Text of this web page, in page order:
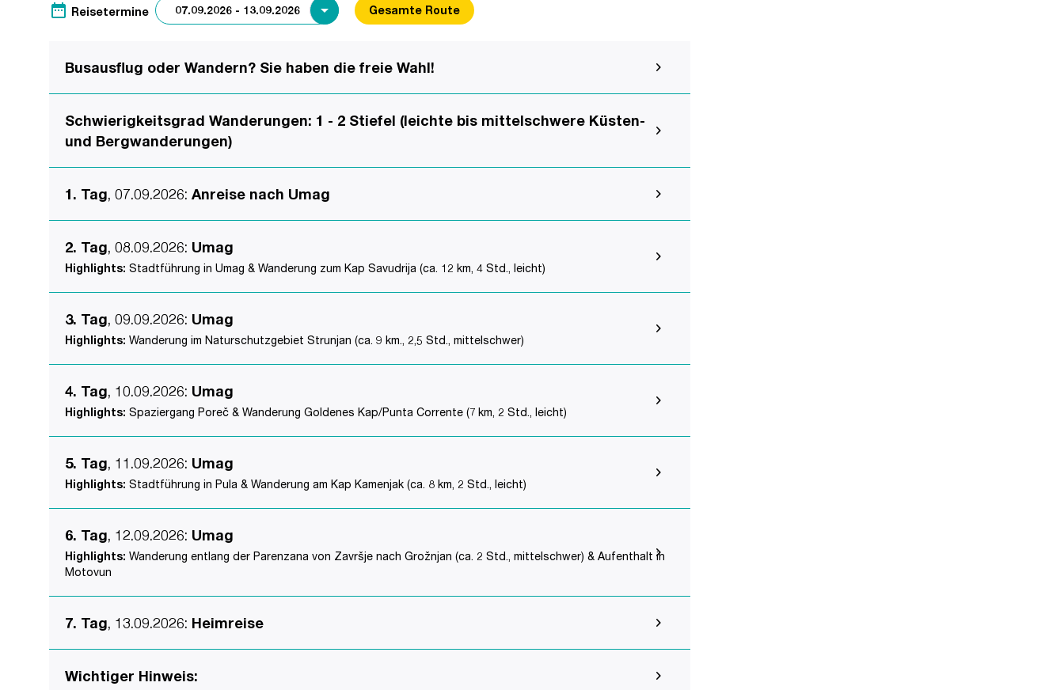
date_range Reisetermine Gesamte Route
Busausflug oder Wandern? Sie haben die freie Wahl!
Schwierigkeitsgrad Wanderungen: 1 - 2 Stiefel (leichte bis mittelschwere Küsten-
und Bergwanderungen)
1. Tag, 07.09.2026: Anreise nach Umag
2. Tag, 08.09.2026: Umag
Highlights: Stadtführung in Umag & Wanderung zum Kap Savudrija (ca. 12 km, 4 Std., leicht)
3. Tag, 09.09.2026: Umag
Highlights: Wanderung im Naturschutzgebiet Strunjan (ca. 9 km., 2,5 Std., mittelschwer)
4. Tag, 10.09.2026: Umag
Highlights: Spaziergang Poreč & Wanderung Goldenes Kap/Punta Corrente (7 km, 2 Std., leicht)
5. Tag, 11.09.2026: Umag
Highlights: Stadtführung in Pula & Wanderung am Kap Kamenjak (ca. 8 km, 2 Std., leicht)
6. Tag, 12.09.2026: Umag
Highlights: Wanderung entlang der Parenzana von Završje nach Grožnjan (ca. 2 Std., mittelschwer) & Aufenthalt in
Motovun
7. Tag, 13.09.2026: Heimreise
Wichtiger Hinweis: